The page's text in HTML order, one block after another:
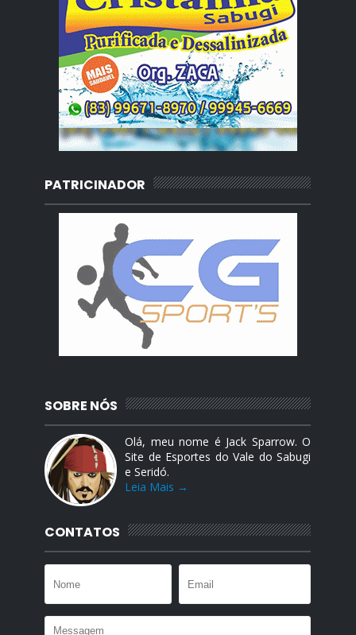
PATRICINADOR
SOBRE NÓS
Olá, meu nome é Jack Sparrow. O
Site de Esportes do Vale do Sabugi
e Seridó.
Leia Mais →
CONTATOS